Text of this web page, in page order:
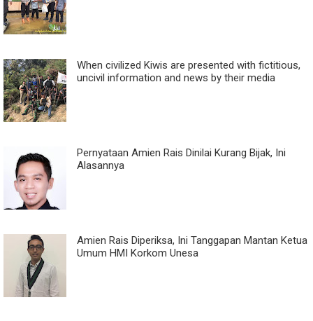
When civilized Kiwis are presented with fictitious,
uncivil information and news by their media
Pernyataan Amien Rais Dinilai Kurang Bijak, Ini
Alasannya
Amien Rais Diperiksa, Ini Tanggapan Mantan Ketua
Umum HMI Korkom Unesa